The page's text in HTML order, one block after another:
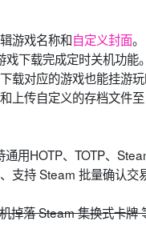
游戏名称和自定义封面。
下载完成定时关机功能。
载对应的游戏也能挂游
上传自定义的存档文件至
用HOTP、TOTP、
支持 Steam 批量确认交
掉落 Steam 集换式卡牌